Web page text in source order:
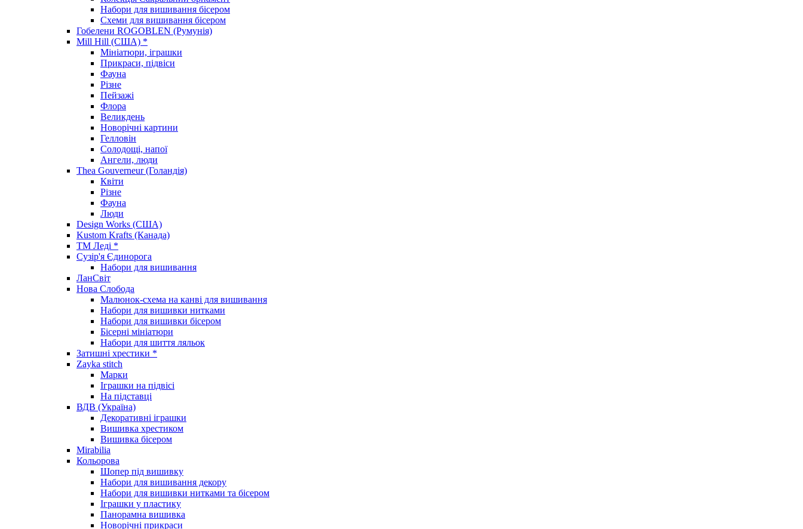
Набори для вишивання бісером
Схеми для вишивання бісером
Гобелени ROGOBLEN (Румунія)
Mill Hill (США) *
Мініатюри, іграшки
Прикраси, підвіси
Фауна
Різне
Пейзажі
Флора
Великдень
Новорічні картини
Гелловін
Солодощі, напої
Ангели, люди
Thea Gouverneur (Голандія)
Квіти
Різне
Фауна
Люди
Design Works (США)
Kustom Krafts (Канада)
ТМ Леді *
Сузір'я Єдинорога
Набори для вишивання
ЛанСвіт
Нова Слобода
Малюнок-схема на канві для вишивання
Набори для вишивки нитками
Набори для вишивки бісером
Бісерні мініатюри
Набори для шиття ляльок
Затишні хрестики *
Zayka stitch
Марки
Іграшки на підвісі
На підставці
ВДВ (Україна)
Декоративні іграшки
Вишивка хрестиком
Вишивка бісером
Mirabilia
Кольорова
Шопер під вишивку
Набори для вишивання декору
Набори для вишивки нитками та бісером
Іграшки у пластику
Панорамна вишивка
Новорічні прикраси